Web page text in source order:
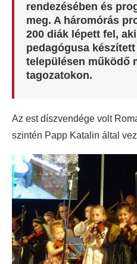
rendezésében és
meg. A háromórás
200 diák lépett fel,
pedagógusa
településen működő
tagozatokon.
Az est díszvendége volt
szintén Papp Katalin által